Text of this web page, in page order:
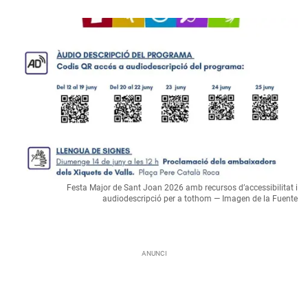
Festa Major de Sant Joan 2026 amb recursos d’accessibilitat i
audiodescripció per a tothom — Imagen de la Fuente